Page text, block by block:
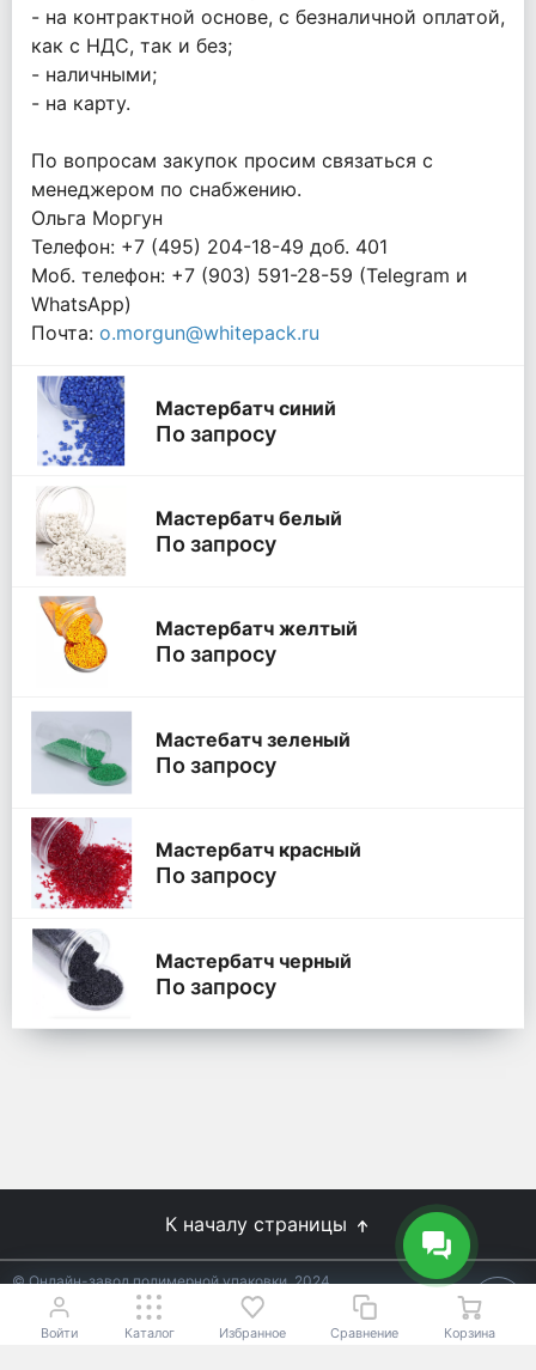
- на контрактной основе, с безналичной оплатой,
как с НДС, так и без;
- наличными;
- на карту.
По вопросам закупок просим связаться с
менеджером по снабжению.
Ольга Моргун
Телефон: +7 (495) 204-18-49 доб. 401
Моб. телефон: +7 (903) 591-28-59 (Telegram и
WhatsApp)
Почта: o.morgun@whitepack.ru
Мастербатч синий
По запросу
Мастербатч белый
По запросу
Мастербатч желтый
По запросу
Мастебатч зеленый
По запросу
Мастербатч красный
По запросу
Мастербатч черный
По запросу
К началу страницы
© Онлайн-завод полимерной упаковки, 2024
Не является публичной офертой.Условия уточняйте у
менеджеров.
Войти Каталог Избранное Сравнение Корзина